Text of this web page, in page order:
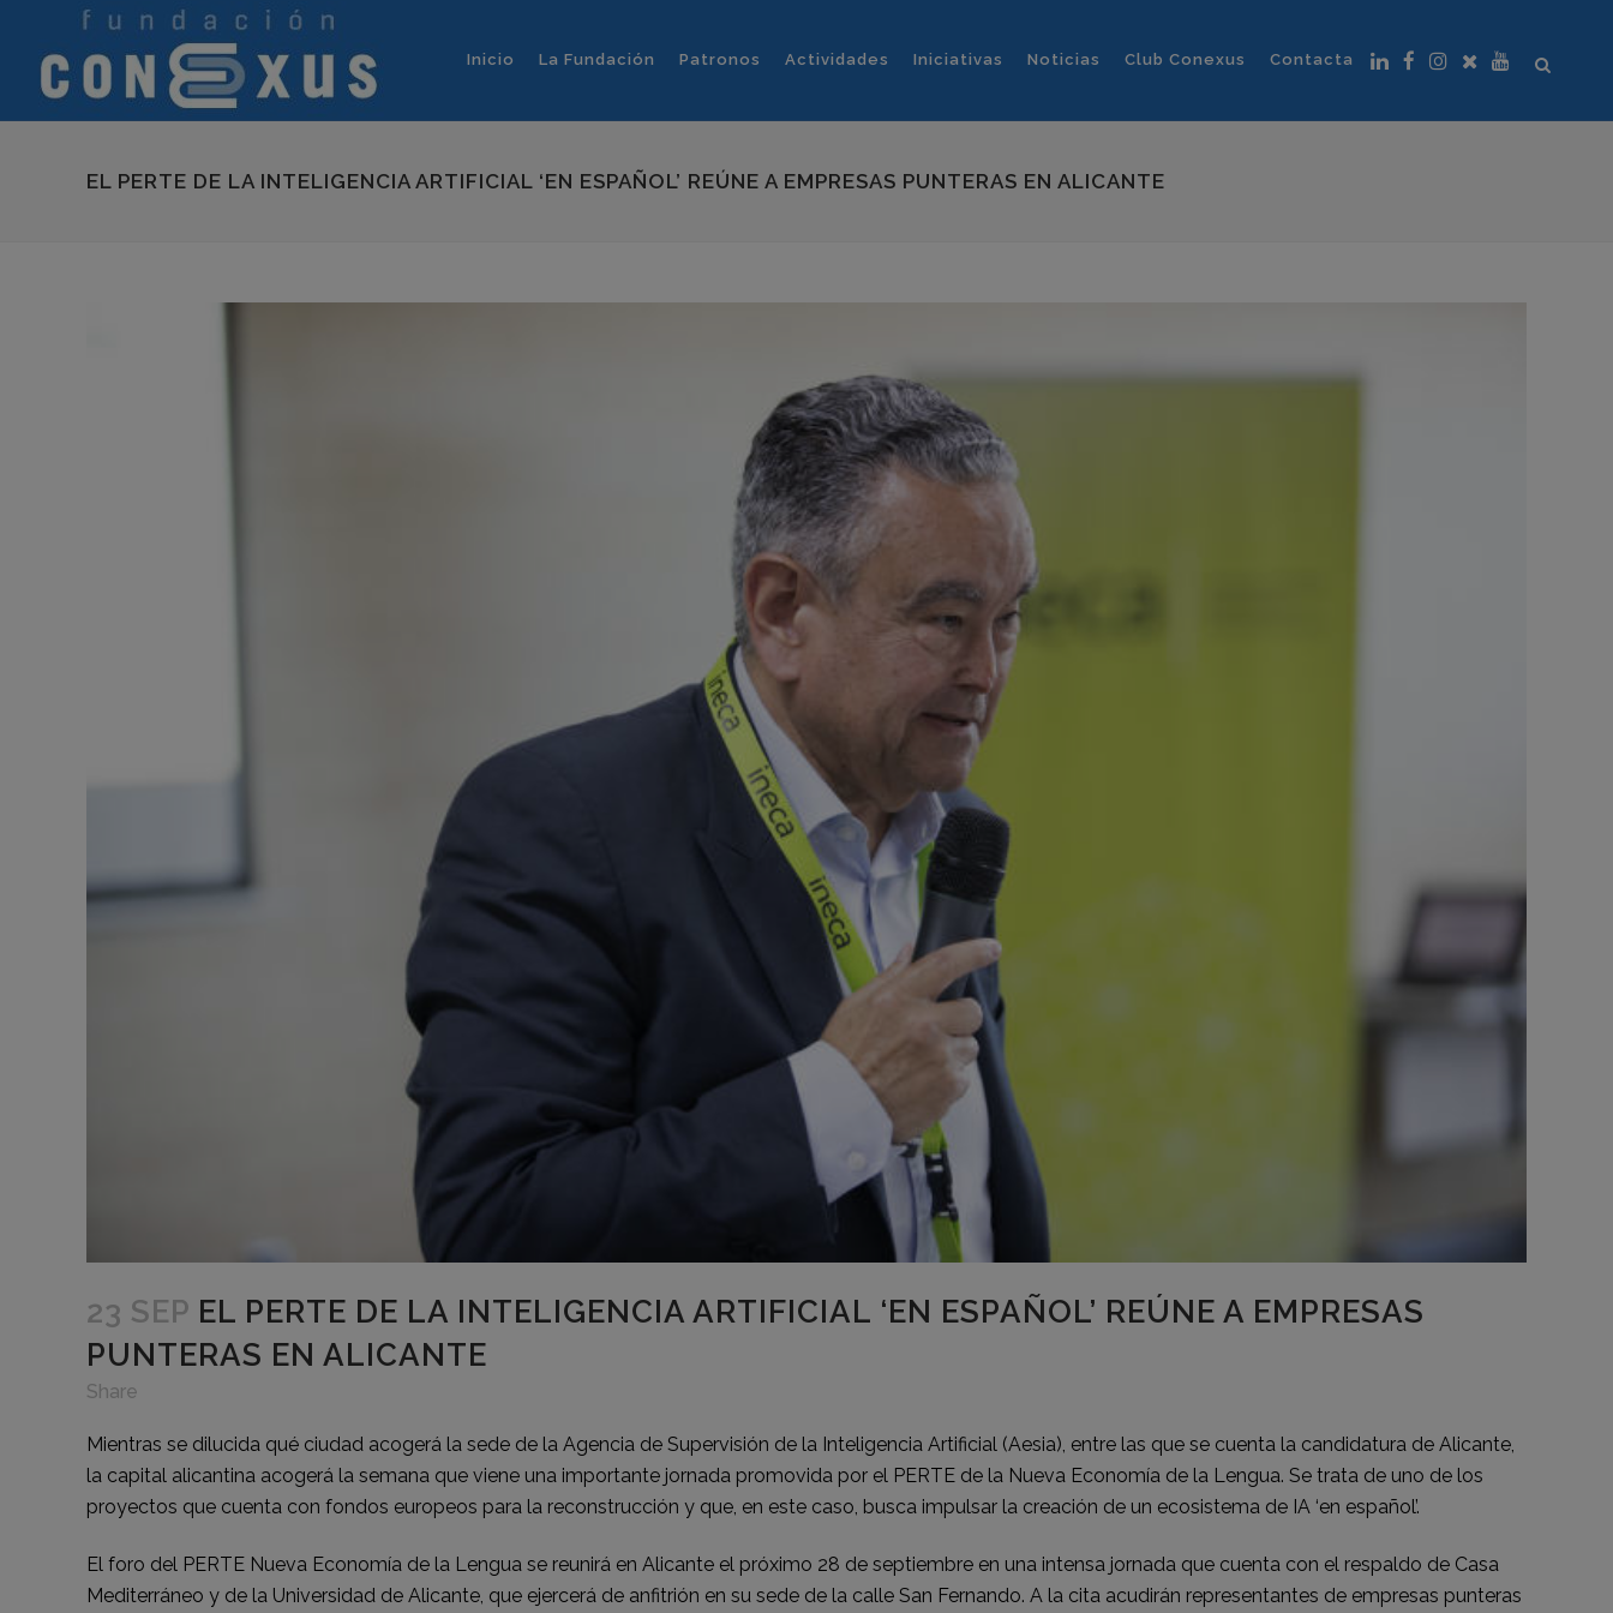
Inicio La Fundación Patronos Actividades Iniciativas Noticias Club Conexus Contacta
EL PERTE DE LA INTELIGENCIA ARTIFICIAL ‘EN ESPAÑOL’ REÚNE A EMPRESAS PUNTERAS EN ALICANTE
23 SEP EL PERTE DE LA INTELIGENCIA ARTIFICIAL ‘EN ESPAÑOL’ REÚNE A EMPRESAS
PUNTERAS EN ALICANTE
Share
Mientras se dilucida qué ciudad acogerá la sede de la Agencia de Supervisión de la Inteligencia Artificial (Aesia), entre las que se cuenta la candidatura de Alicante,
la capital alicantina acogerá la semana que viene una importante jornada promovida por el PERTE de la Nueva Economía de la Lengua. Se trata de uno de los
proyectos que cuenta con fondos europeos para la reconstrucción y que, en este caso, busca impulsar la creación de un ecosistema de IA ‘en español’.
El foro del PERTE Nueva Economía de la Lengua se reunirá en Alicante el próximo 28 de septiembre en una intensa jornada que cuenta con el respaldo de Casa
Mediterráneo y de la Universidad de Alicante, que ejercerá de anfitrión en su sede de la calle San Fernando. A la cita acudirán representantes de empresas punteras